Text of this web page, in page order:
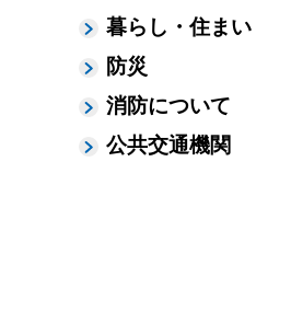
暮らし・住まい
防災
消防について
公共交通機関